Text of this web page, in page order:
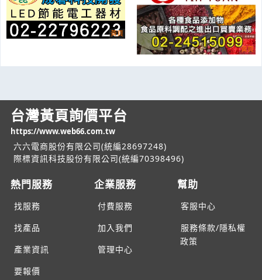
台灣黃頁詢價平台
https://www.web66.com.tw
六六電商股份有限公司(統編28697248)
際標資訊科技股份有限公司(統編70398496)
熱門服務
找服務
找產品
產業資訊
要報價
企業服務
付費服務
加入我們
管理中心
幫助
客服中心
服務條款/隱私權
政策